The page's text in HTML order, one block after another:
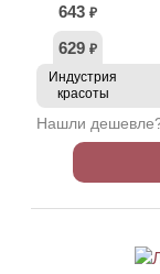
643 ₽
629 ₽
Индустрия
красоты
Нашли